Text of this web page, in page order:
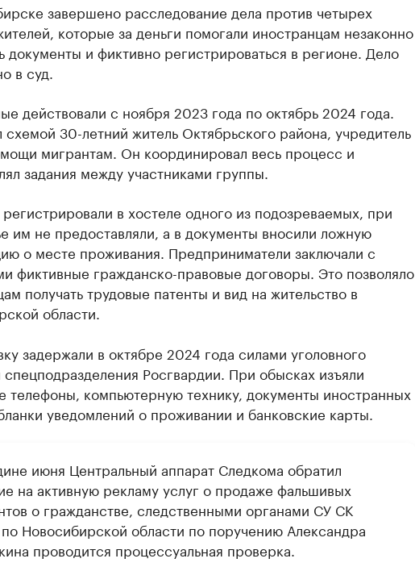
завершено расследование дела против четырех
которые за деньги помогали иностранцам незаконно
документы и фиктивно регистрироваться в регионе. Дело
в суд.
действовали с ноября 2023 года по октябрь 2024 года.
схемой 30-летний житель Октябрьского района, учредитель
мигрантам. Он координировал весь процесс и
задания между участниками группы.
в хостеле одного из подозреваемых, при
им не предоставляли, а в документы вносили ложную
о месте проживания. Предприниматели заключали с
фиктивные гражданско-правовые договоры. Это позволяло
получать трудовые патенты и вид на жительство в
области.
задержали в октябре 2024 года силами уголовного
Росгвардии. При обысках изъяли
телефоны, компьютерную технику, документы иностранных
уведомлений о проживании и банковские карты.
июня Центральный аппарат Следкома обратил
на активную рекламу услуг о продаже фальшивых
о гражданстве, следственными органами СУ СК
Новосибирской области по поручению Александра
проводится процессуальная проверка.